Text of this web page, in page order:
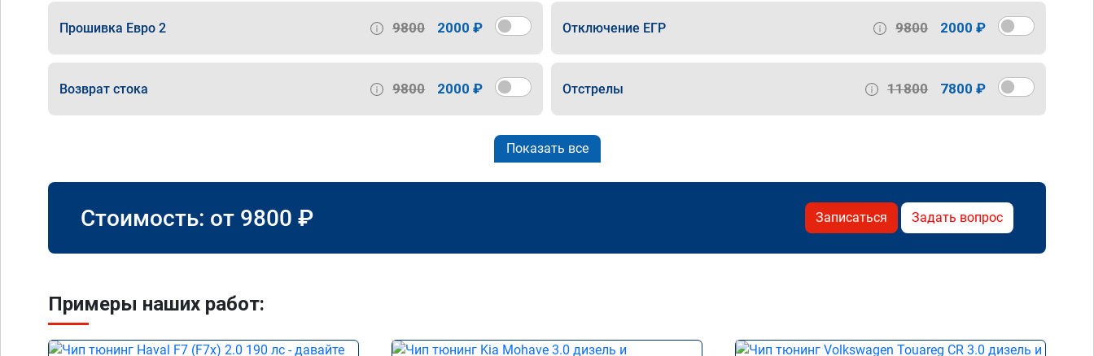
Прошивка Евро 2 9800 2000 ₽ Отключение ЕГР 9800 2000 ₽
Возврат стока 9800 2000 ₽ Отстрелы 11800 7800 ₽
Показать все
Стоимость: от 9800 ₽ Записаться Задать вопрос
Примеры наших работ: